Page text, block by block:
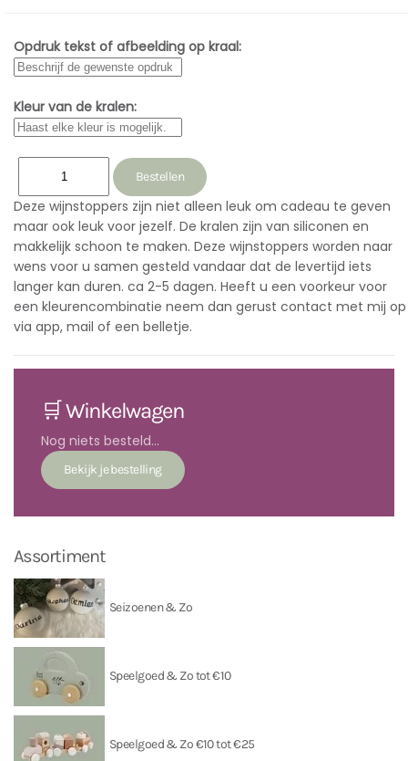
Opdruk tekst of afbeelding op kraal:
Kleur van de kralen:
Deze wijnstoppers zijn niet alleen leuk om cadeau te geven
maar ook leuk voor jezelf. De kralen zijn van siliconen en
makkelijk schoon te maken. Deze wijnstoppers worden naar
wens voor u samen gesteld vandaar dat de levertijd iets
langer kan duren. ca 2-5 dagen. Heeft u een voorkeur voor
een kleurencombinatie neem dan gerust contact met mij op
via app, mail of een belletje.
🛒 Winkelwagen
Nog niets besteld...
Assortiment
Seizoenen & Zo
Speelgoed & Zo tot €10
Speelgoed & Zo €10 tot €25